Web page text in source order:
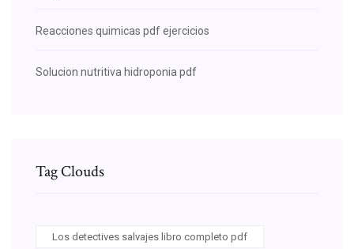
Reacciones quimicas pdf ejercicios
Solucion nutritiva hidroponia pdf
Tag Clouds
Los detectives salvajes libro completo pdf